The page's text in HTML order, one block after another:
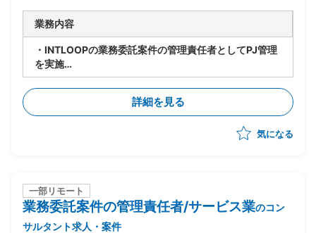
業務内容
・INTLOOPの業務委託案件の管理責任者としてPJ管理
を実施
・PJ参画者への指揮や顧客との調整対応
・参画者のフォローと評価
詳細を見る
気になる
一部リモート
業務委託案件の管理責任者/サービス業のコン
サルタント求人・案件